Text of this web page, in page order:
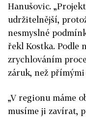
Hanušovic.
udržitelnější,
nesmyslné
řekl Kostka. Podle
zrychlováním
záruk, než
„V regionu máme
musíme ji zavírat,